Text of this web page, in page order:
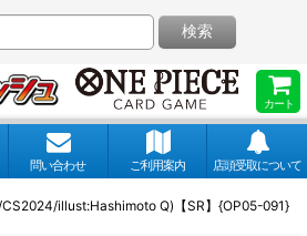
カート
検索
問い合わせ ご利用案内 店頭受取について
illust:Hashimoto Q)【SR】{OP05-091}